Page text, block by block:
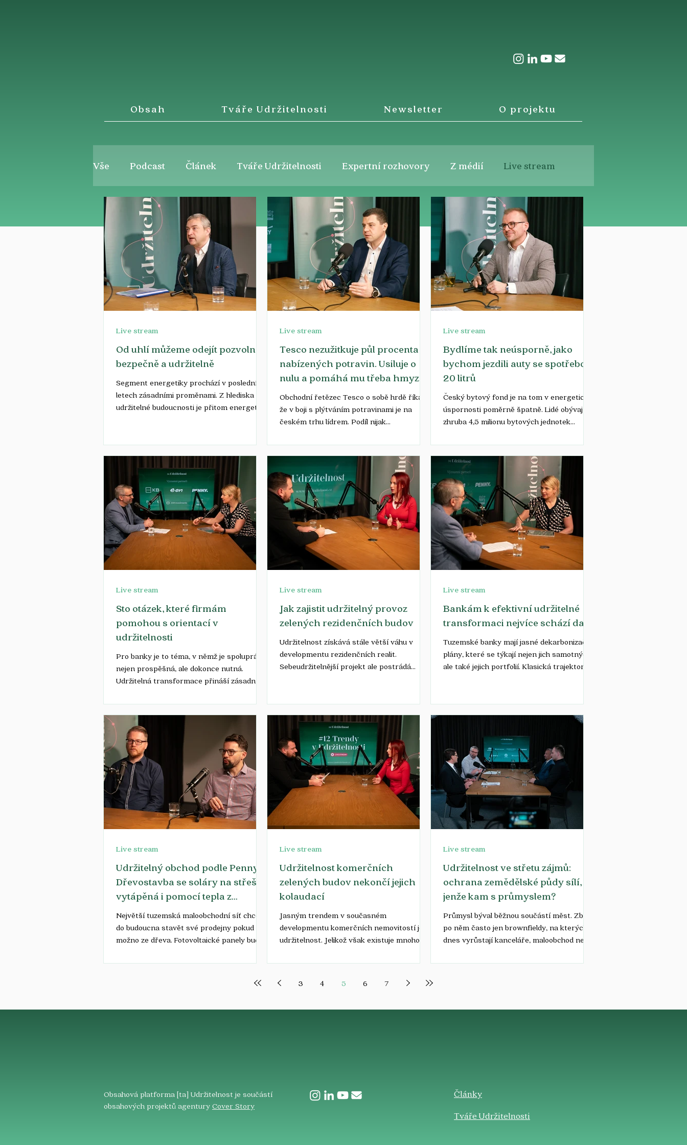
Obsah Tváře Udržitelnosti Newsletter O projektu
Vše Podcast Článek Tváře Udržitelnosti Expertní rozhovory Z médií Live stream
Od uhlí můžeme odejít pozvolna,
bezpečně a udržitelně
Segment energetiky prochází v posledních
letech zásadními proměnami. Z hlediska
udržitelné budoucnosti je přitom energetika
Live stream
Tesco nezužitkuje půl procenta
nabízených potravin. Usiluje o
nulu a pomáhá mu třeba hmyz
Obchodní řetězec Tesco o sobě hrdě říká,
že v boji s plýtváním potravinami je na
českém trhu lídrem. Podíl nijak
Live stream
Bydlíme tak neúsporně, jako
bychom jezdili auty se spotřebou
20 litrů
Český bytový fond je na tom v energetické
úspornosti poměrně špatně. Lidé obývají
zhruba 4,5 milionu bytových jednotek
Live stream
Sto otázek, které firmám
pomohou s orientací v
udržitelnosti
Pro banky je to téma, v němž je spolupráce
nejen prospěšná, ale dokonce nutná.
Udržitelná transformace přináší zásadní
Live stream
Jak zajistit udržitelný provoz
zelených rezidenčních budov
Udržitelnost získává stále větší váhu v
developmentu rezidenčních realit.
Sebeudržitelnější projekt ale postrádá
Live stream
Bankám k efektivní udržitelné
transformaci nejvíce schází data
Tuzemské banky mají jasné dekarbonizační
plány, které se týkají nejen jich samotných,
ale také jejich portfolií. Klasická trajektorie
Live stream
Udržitelný obchod podle Penny:
Dřevostavba se soláry na střeše
vytápěná i pomocí tepla z
mrazáků
Největší tuzemská maloobchodní síť chce
do budoucna stavět své prodejny pokud
možno ze dřeva. Fotovoltaické panely budou
Live stream
Udržitelnost komerčních
zelených budov nekončí jejich
kolaudací
Jasným trendem v současném
developmentu komerčních nemovitostí je
udržitelnost. Jelikož však existuje mnoho
Live stream
Udržitelnost ve střetu zájmů:
ochrana zemědělské půdy sílí,
jenže kam s průmyslem?
Průmysl býval běžnou součástí měst. Zbyly
po něm často jen brownfieldy, na kterých
dnes vyrůstají kanceláře, maloobchod nebo
Live stream
3 4 5 6 7
​Články
Tváře Udržitelnosti
Obsahová platforma [ta] Udržitelnost je součástí
obsahových projektů agentury Cover Story